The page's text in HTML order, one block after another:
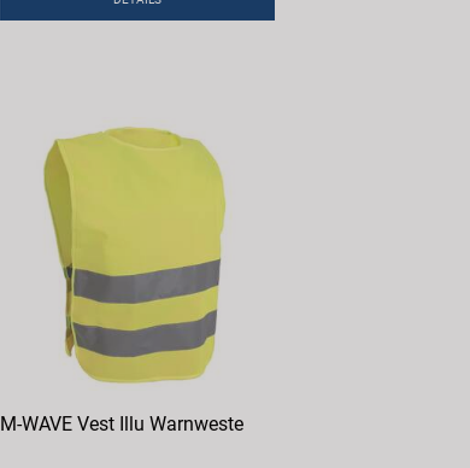
M-WAVE Vest Illu Warnweste